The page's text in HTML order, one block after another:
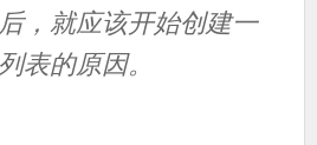
，就应该开始创建一
表的原因。